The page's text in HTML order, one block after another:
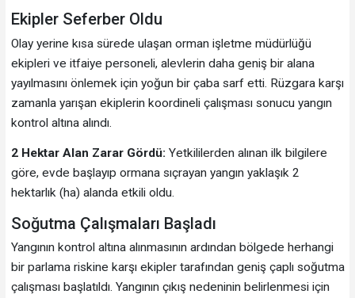
Ekipler Seferber Oldu
Olay yerine kısa sürede ulaşan orman işletme müdürlüğü
ekipleri ve itfaiye personeli, alevlerin daha geniş bir alana
yayılmasını önlemek için yoğun bir çaba sarf etti. Rüzgara karşı
zamanla yarışan ekiplerin koordineli çalışması sonucu yangın
kontrol altına alındı.
2 Hektar Alan Zarar Gördü: Yetkililerden alınan ilk bilgilere
göre, evde başlayıp ormana sıçrayan yangın yaklaşık 2
hektarlık (ha) alanda etkili oldu.
Soğutma Çalışmaları Başladı
Yangının kontrol altına alınmasının ardından bölgede herhangi
bir parlama riskine karşı ekipler tarafından geniş çaplı soğutma
çalışması başlatıldı. Yangının çıkış nedeninin belirlenmesi için